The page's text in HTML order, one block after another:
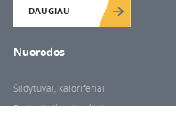
DAUGIAU
Nuorodos
Šildytuvai, kaloriferiai
Santechnikos įrankiai